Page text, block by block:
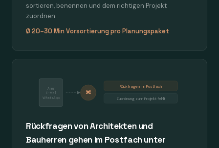
sortieren, benennen und dem richtigen Projekt
zuordnen.
Ø 20–30 Min Vorsortierung pro Planungspaket
Anruf
E-Mail
WhatsApp
🔀
Rückfragen im Postfach
Zuordnung zum Projekt fehlt
Rückfragen von Architekten und
Bauherren gehen im Postfach unter